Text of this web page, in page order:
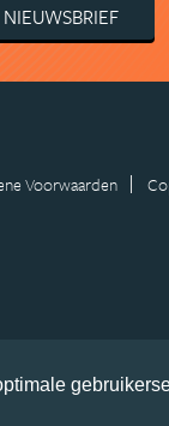
Voorwaarden